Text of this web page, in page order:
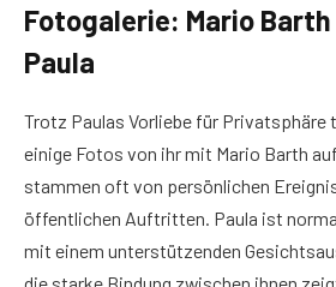
Fotogalerie: Mario
Paula
Trotz Paulas Vorliebe für Privatsphäre
einige Fotos von ihr mit Mario Barth
stammen oft von persönlichen
öffentlichen Auftritten. Paula ist
mit einem unterstützenden
die starke Bindung zwischen ihnen